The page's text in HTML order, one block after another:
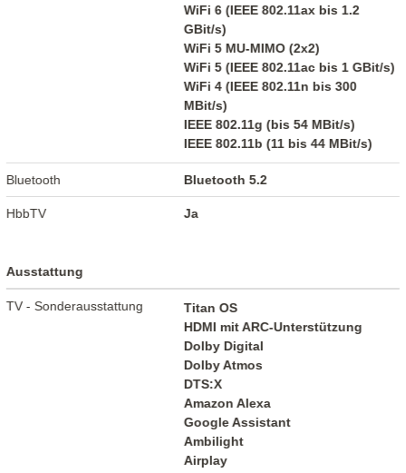
WiFi 6 (IEEE 802.11ax bis 1.2
GBit/s)
WiFi 5 MU-MIMO (2x2)
WiFi 5 (IEEE 802.11ac bis 1 GBit/s)
WiFi 4 (IEEE 802.11n bis 300
MBit/s)
IEEE 802.11g (bis 54 MBit/s)
IEEE 802.11b (11 bis 44 MBit/s)
Bluetooth Bluetooth 5.2
HbbTV Ja
Ausstattung
TV - Sonderausstattung
Titan OS
HDMI mit ARC-Unterstützung
Dolby Digital
Dolby Atmos
DTS:X
Amazon Alexa
Google Assistant
Ambilight
Airplay